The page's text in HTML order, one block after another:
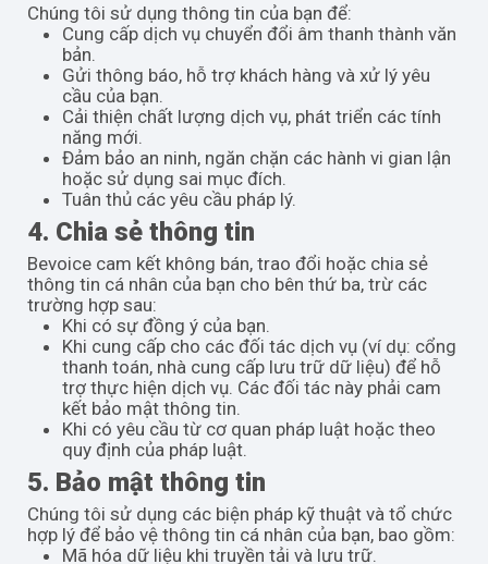
Chúng tôi sử dụng thông tin của bạn để:
Cung cấp dịch vụ chuyển đổi âm thanh thành văn
bản.
Gửi thông báo, hỗ trợ khách hàng và xử lý yêu
cầu của bạn.
Cải thiện chất lượng dịch vụ, phát triển các tính
năng mới.
Đảm bảo an ninh, ngăn chặn các hành vi gian lận
hoặc sử dụng sai mục đích.
Tuân thủ các yêu cầu pháp lý.
4. Chia sẻ thông tin
Bevoice cam kết không bán, trao đổi hoặc chia sẻ
thông tin cá nhân của bạn cho bên thứ ba, trừ các
trường hợp sau:
Khi có sự đồng ý của bạn.
Khi cung cấp cho các đối tác dịch vụ (ví dụ: cổng
thanh toán, nhà cung cấp lưu trữ dữ liệu) để hỗ
trợ thực hiện dịch vụ. Các đối tác này phải cam
kết bảo mật thông tin.
Khi có yêu cầu từ cơ quan pháp luật hoặc theo
quy định của pháp luật.
5. Bảo mật thông tin
Chúng tôi sử dụng các biện pháp kỹ thuật và tổ chức
hợp lý để bảo vệ thông tin cá nhân của bạn, bao gồm:
Mã hóa dữ liệu khi truyền tải và lưu trữ.